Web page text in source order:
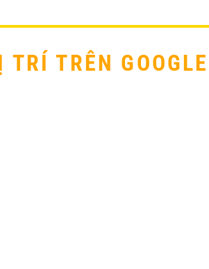
TRÍ TRÊN